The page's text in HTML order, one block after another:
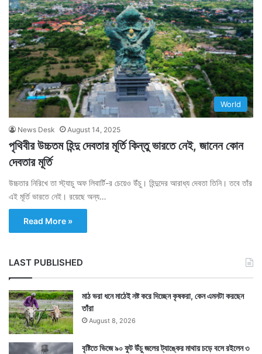
World
News Desk August 14, 2025
পৃথিবীর উচ্চতম হিন্দু দেবতার মূর্তি কিন্তু ভারতে নেই, জানেন কোন
দেবতার মূর্তি
উচ্চতার নিরিখে তা স্ট্যাচু অফ লিবার্টি-র চেয়েও উঁচু। হিন্দুদের আরাধ্য দেবতা তিনি। তবে তাঁর
এই মূর্তি ভারতে নেই। রয়েছে অন্য…
Read More »
LAST PUBLISHED
মাঠ ভরা ধনে মাঠেই নষ্ট করে দিচ্ছেন কৃষকরা, কেন এমনটা করছেন
তাঁরা
August 8, 2026
বৃষ্টিতে ভিজে ৯০ ফুট উঁচু জলের ট্যাঙ্কের মাথায় চড়ে বসে রইলেন ৩